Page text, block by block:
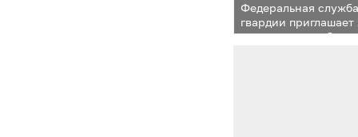
Федеральная
гвардии
округа на службу